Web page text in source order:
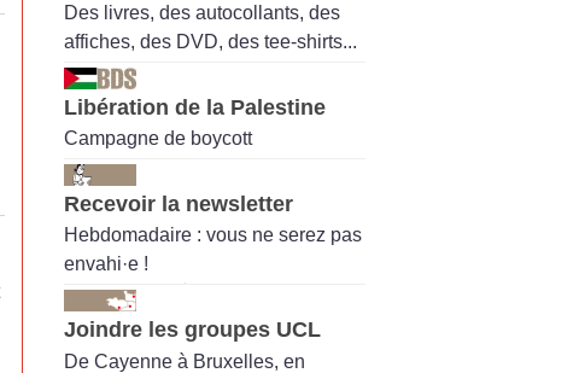
Des livres, des autocollants, des
affiches, des DVD, des tee-shirts...
Libération de la Palestine
Campagne de boycott
Recevoir la newsletter
Hebdomadaire : vous ne serez pas
envahi·e !
Joindre les groupes UCL
De Cayenne à Bruxelles, en